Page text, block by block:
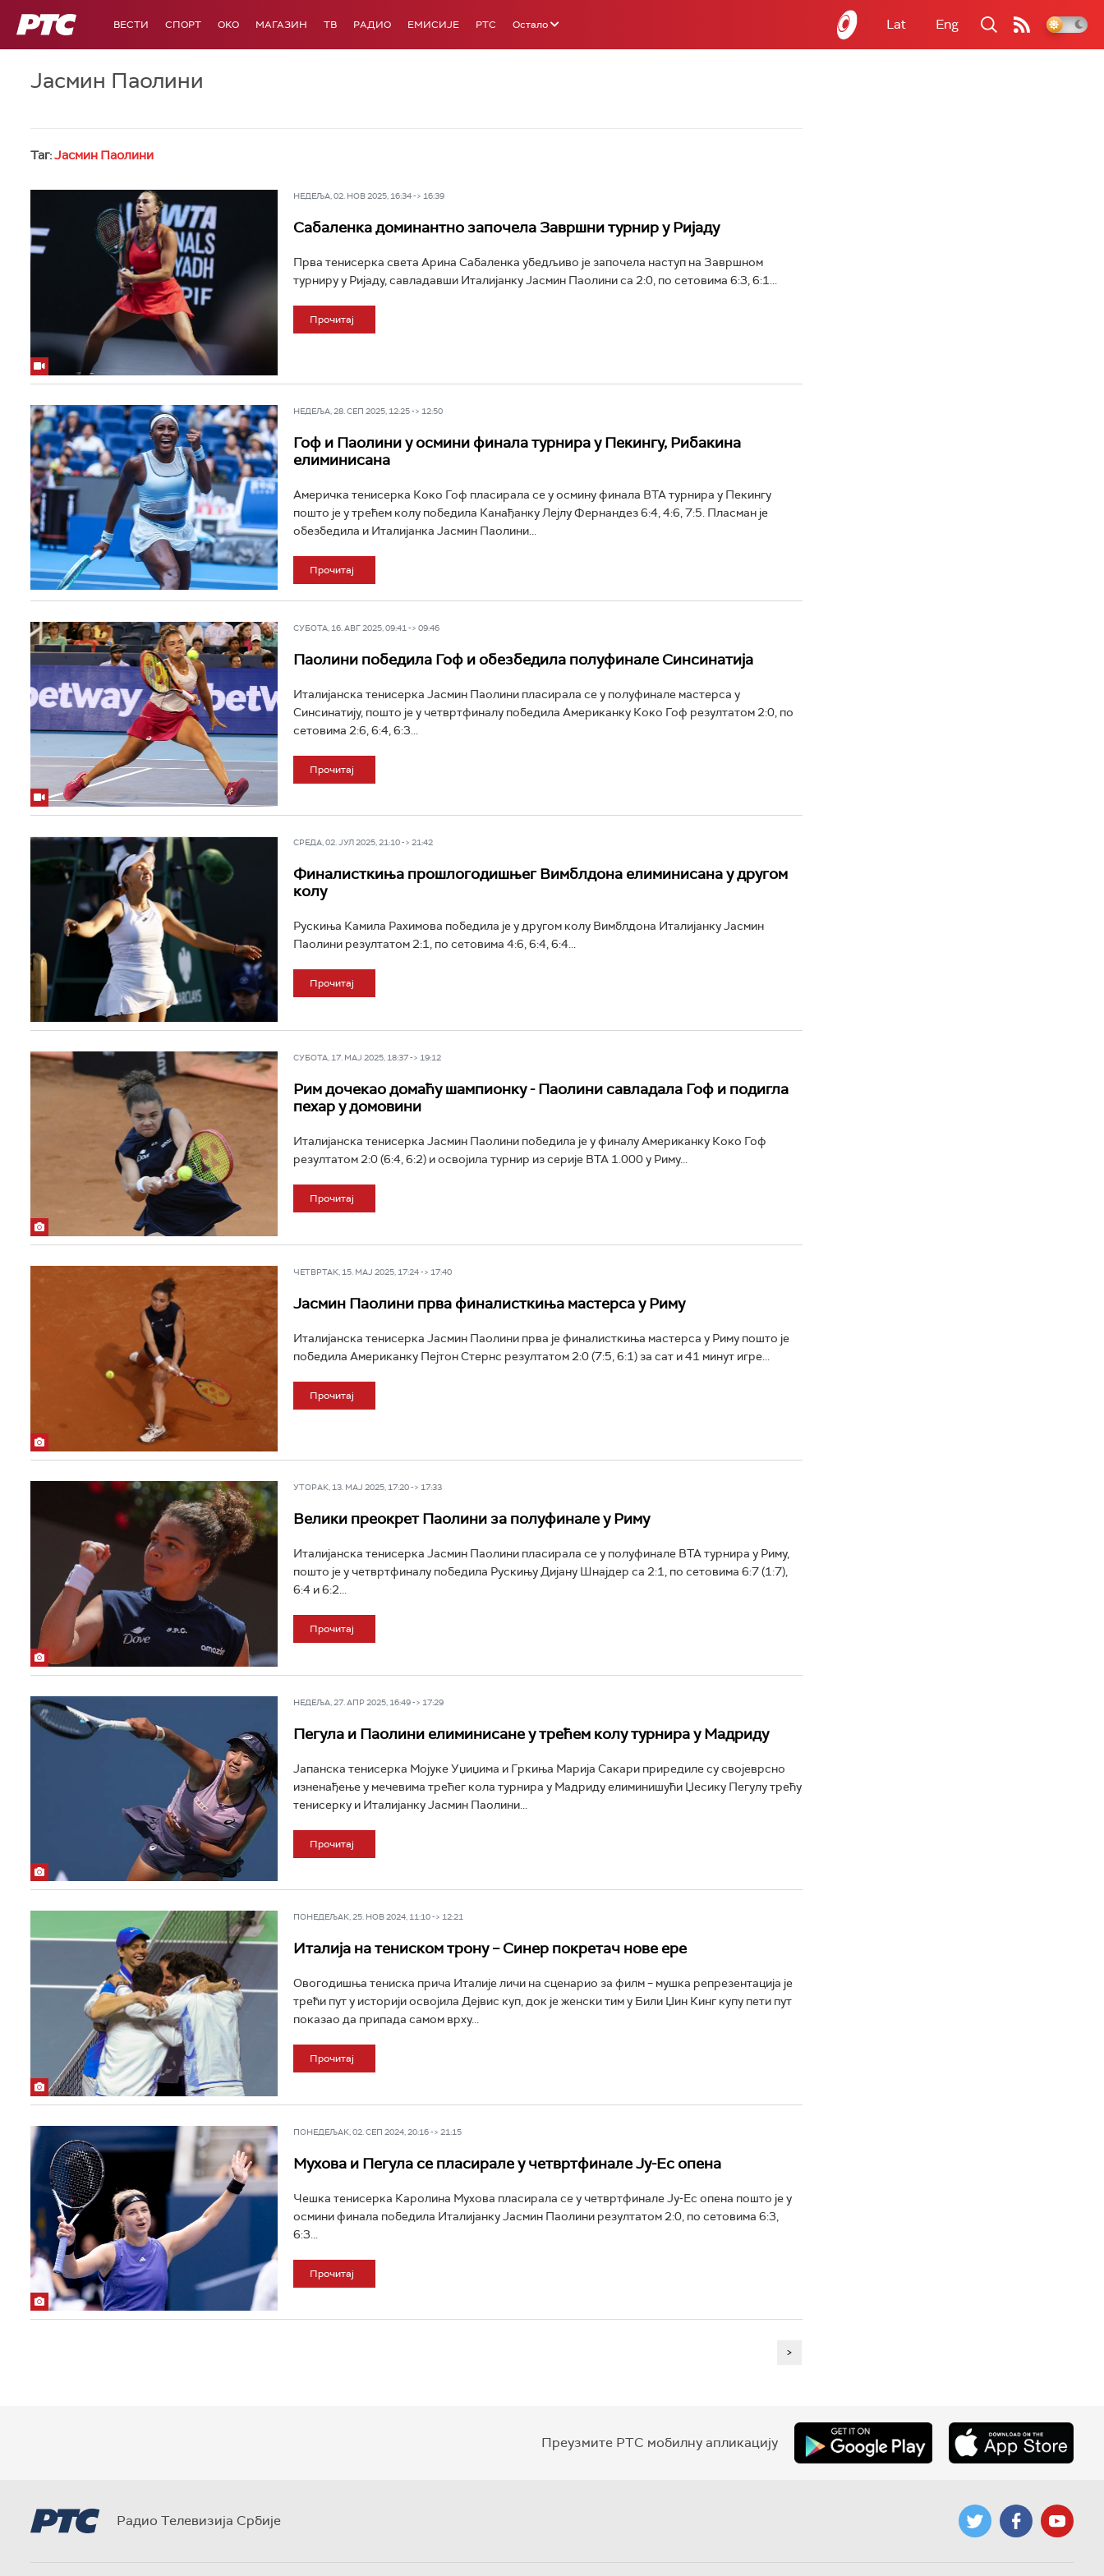
РТС ВЕСТИ СПОРТ OKO МАГАЗИН ТВ РАДИО ЕМИСИЈЕ РТС Остало Lat Eng
Јасмин Паолини
Таг:Јасмин Паолини
НЕДЕЉА, 02. НОВ 2025, 16:34 -> 16:39
Сабаленка доминантно започела Завршни турнир у Ријаду
Прва тенисерка света Арина Сабаленка убедљиво је започела наступ на Завршном
турниру у Ријаду, савладавши Италијанку Јасмин Паолини са 2:0, по сетовима 6:3, 6:1...
Прочитај
НЕДЕЉА, 28. СЕП 2025, 12:25 -> 12:50
Гоф и Паолини у осмини финала турнира у Пекингу, Рибакина
елиминисана
Америчка тенисерка Коко Гоф пласирала се у осмину финала ВТА турнира у Пекингу
пошто је у трећем колу победила Канађанку Лејлу Фернандез 6:4, 4:6, 7:5. Пласман је
обезбедила и Италијанка Јасмин Паолини...
Прочитај
СУБОТА, 16. АВГ 2025, 09:41 -> 09:46
Паолини победила Гоф и обезбедила полуфинале Синсинатија
Италијанска тенисерка Јасмин Паолини пласирала се у полуфинале мастерса у
Синсинатију, пошто је у четвртфиналу победила Американку Коко Гоф резултатом 2:0, по
сетовима 2:6, 6:4, 6:3...
Прочитај
СРЕДА, 02. ЈУЛ 2025, 21:10 -> 21:42
Финалисткиња прошлогодишњег Вимблдона елиминисана у другом
колу
Рускиња Камила Рахимова победила је у другом колу Вимблдона Италијанку Јасмин
Паолини резултатом 2:1, по сетовима 4:6, 6:4, 6:4...
Прочитај
СУБОТА, 17. МАЈ 2025, 18:37 -> 19:12
Рим дочекао домаћу шампионку - Паолини савладала Гоф и подигла
пехар у домовини
Италијанска тенисерка Јасмин Паолини победила је у финалу Американку Коко Гоф
резултатом 2:0 (6:4, 6:2) и освојила турнир из серије ВТА 1.000 у Риму...
Прочитај
ЧЕТВРТАК, 15. МАЈ 2025, 17:24 -> 17:40
Јасмин Паолини прва финалисткиња мастерса у Риму
Италијанска тенисерка Јасмин Паолини прва је финалисткиња мастерса у Риму пошто је
победила Американку Пејтон Стернс резултатом 2:0 (7:5, 6:1) за сат и 41 минут игре...
Прочитај
УТОРАК, 13. МАЈ 2025, 17:20 -> 17:33
Велики преокрет Паолини за полуфинале у Риму
Италијанска тенисерка Јасмин Паолини пласирала се у полуфинале ВТА турнира у Риму,
пошто је у четвртфиналу победила Рускињу Дијану Шнајдер са 2:1, по сетовима 6:7 (1:7),
6:4 и 6:2...
Прочитај
НЕДЕЉА, 27. АПР 2025, 16:49 -> 17:29
Пегула и Паолини елиминисане у трећем колу турнира у Мадриду
Јапанска тенисерка Мојуке Уџиџима и Гркиња Марија Сакари приредиле су својеврсно
изненађење у мечевима трећег кола турнира у Мадриду елиминишући Џесику Пегулу трећу
тенисерку и Италијанку Јасмин Паолини...
Прочитај
ПОНЕДЕЉАК, 25. НОВ 2024, 11:10 -> 12:21
Италија на тениском трону – Синер покретач нове ере
Овогодишња тениска прича Италије личи на сценарио за филм – мушка репрезентација је
трећи пут у историји освојила Дејвис куп, док је женски тим у Били Џин Кинг купу пети пут
показао да припада самом врху...
Прочитај
ПОНЕДЕЉАК, 02. СЕП 2024, 20:16 -> 21:15
Мухова и Пегула се пласирале у четвртфинале Ју-Ес опена
Чешка тенисерка Каролина Мухова пласирала се у четвртфинале Ју-Ес опена пошто је у
осмини финала победила Италијанку Јасмин Паолини резултатом 2:0, по сетовима 6:3,
6:3...
Прочитај
>
Преузмите РТС мобилну апликацију
Радио Телевизија Србије